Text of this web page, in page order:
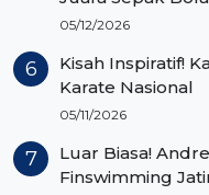
05/12/2026
Kisah Inspiratif!
Karate Nasional
05/11/2026
Luar Biasa!
Finswimming